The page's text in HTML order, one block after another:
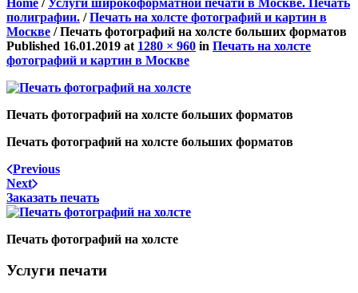
полиграфии. /Печать на холсте фотографий и картин в
Москве /Печать фотографий на холсте больших форматов
Published 16.01.2019 at 1280 × 960 in Печать на холсте
фотографий и картин в Москве
Печать фотографий на холсте больших форматов
Печать фотографий на холсте больших форматов
Previous
Next
Заказать печать
Печать фотографий на холсте
Услуги печати